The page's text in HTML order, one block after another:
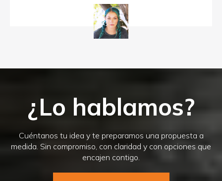
¿Lo hablamos?
Cuéntanos tu idea y te preparamos una propuesta a
medida. Sin compromiso, con claridad y con opciones que
encajen contigo.